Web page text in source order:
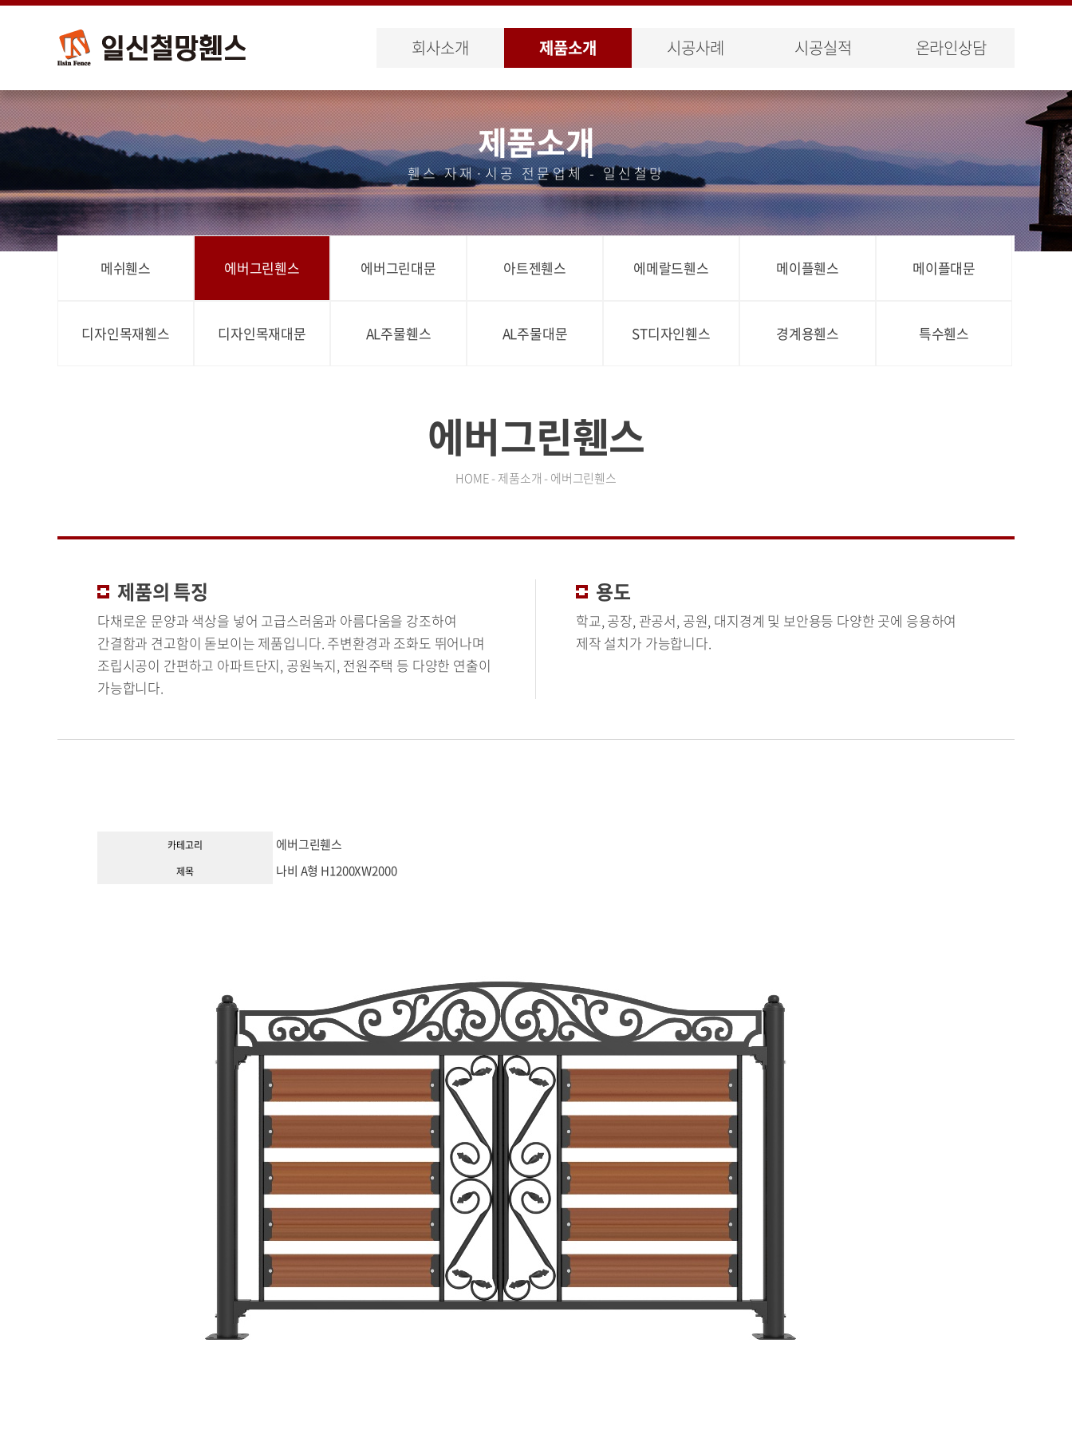
회사소개 제품소개 시공사례 시공실적 온라인상담
제품소개
휀스 자재·시공 전문업체 - 일신철망
메쉬휀스 에버그린휀스 에버그린대문 아트젠휀스 에메랄드휀스 메이플휀스 메이플대문
디자인목재휀스 디자인목재대문 AL주물휀스 AL주물대문 ST디자인휀스 경계용휀스 특수휀스
에버그린휀스
HOME - 제품소개 - 에버그린휀스
제품의 특징
다채로운 문양과 색상을 넣어 고급스러움과 아름다움을 강조하여
간결함과 견고함이 돋보이는 제품입니다. 주변환경과 조화도 뛰어나며
조립시공이 간편하고 아파트단지, 공원녹지, 전원주택 등 다양한 연출이
가능합니다.
용도
학교, 공장, 관공서, 공원, 대지경계 및 보안용등 다양한 곳에 응용하여
제작 설치가 가능합니다.
카테고리 에버그린휀스
제목 나비 A형 H1200XW2000